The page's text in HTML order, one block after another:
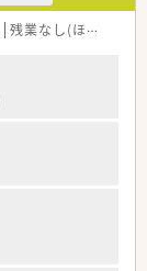
残業なし(ほぼなし含む)